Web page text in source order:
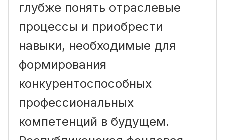
глубже понять отраслевые
процессы и приобрести
навыки, необходимые для
формирования
конкурентоспособных
профессиональных
компетенций в будущем.